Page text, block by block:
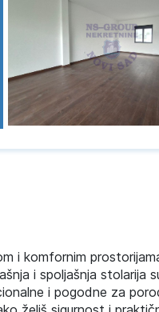
i komfornim
i spoljašnja
i pogodne za